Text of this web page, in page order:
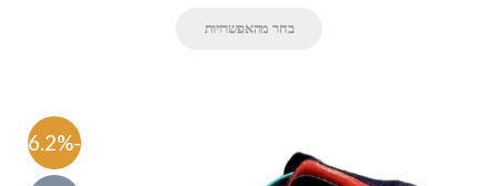
בחר מהאפשרויות
-46.2%